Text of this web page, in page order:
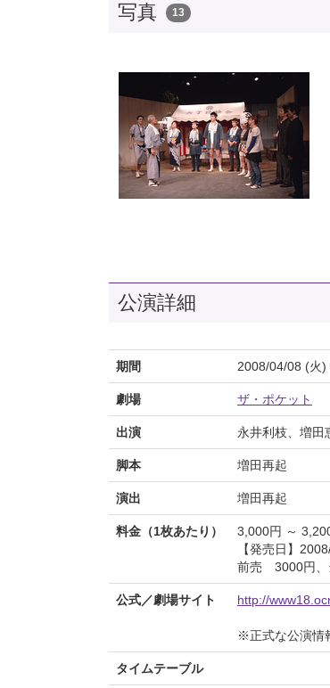
写真 13
公演詳細
期間 2008/04/08 (火
劇場 ザ・ポケット
出演 永井利枝、増田
脚本 増田再起
演出 増田再起
料金（1枚あたり）
3,000円 ～
【発売日】
前売 3000円、
公式／劇場サイト http://
※正式な公演情
タイムテーブル